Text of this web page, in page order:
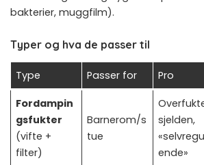
bakterier, muggfilm).
Typer og hva de passer til
Type Passer for Pro
Fordampin
gsfukter
(vifte +
filter)
Barnerom/s
tue
sjelden,
ende»